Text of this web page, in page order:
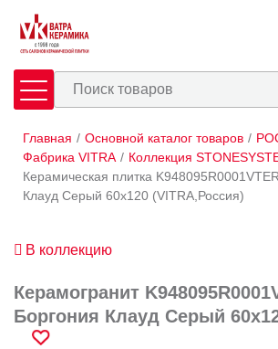
Плитка Сантехника
Оплата и доставка
Контакты
Главная / Основной каталог товаров /
Фабрика VITRA / Коллекция
Керамическая плитка
Клауд Серый 60x120 (VITRA,Россия)
В коллекцию
Керамогранит
Боргония Клауд Серый